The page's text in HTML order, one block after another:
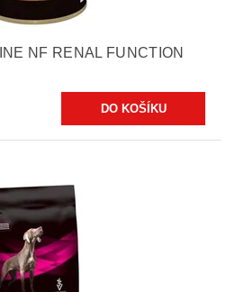
NF RENAL FUNCTION